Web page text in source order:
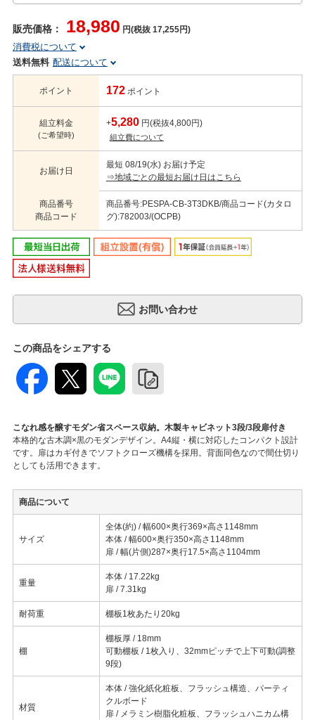
販売価格： 18,980 円(税抜 17,255円)
消費税について
送料無料 配送について
ポイント 172 ポイント
組立料金
(ご希望時)
+5,280 円(税抜4,800円)
組立費について
お届け日
最短 08/19(水) お届け予定
⇒地域ごとの最短お届け日はこちら
商品番号
商品コード
商品番号:PESPA-CB-3T3DKB/商品コード(カタロ
グ):782003/(OCPB)
この商品をシェアする
こなれ感を醸すモダン省スペース収納。木製キャビネット3段/3段扉付き
本格的な古木調×黒のモダンデザイン。A4縦・横に対応したコンパクト設計
です。扉はカギ付きでソフトクローズ機構を採用。背面同色なので間仕切り
としても活用できます。
商品について
サイズ
全体(約) / 幅600×奥行369×高さ1148mm
本体 / 幅600×奥行350×高さ1148mm
扉 / 幅(片側)287×奥行17.5×高さ1104mm
重量
本体 / 17.22kg
扉 / 7.31kg
耐荷重 棚板1枚あたり20kg
棚
棚板厚 / 18mm
可動棚板 / 1枚入り、32mmピッチで上下可動(調整
9段)
材質
本体 / 強化紙化粧板、フラッシュ構造、パーティ
クルボード
扉 / メラミン樹脂化粧板、フラッシュハニカム構